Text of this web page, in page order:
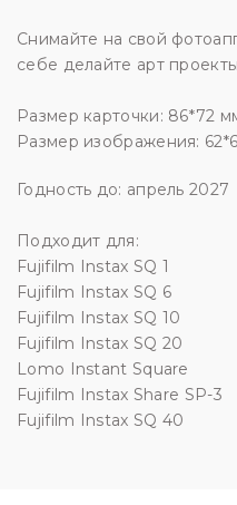
Снимайте на свой
себе делайте арт
Размер карточки: 86*72
Размер изображения:
Годность до: апрель 2027
Подходит для:
Fujifilm Instax SQ 1
Fujifilm Instax SQ 6
Fujifilm Instax SQ 10
Fujifilm Instax SQ 20
Lomo Instant Square
Fujifilm Instax Share SP-3
Fujifilm Instax SQ 40